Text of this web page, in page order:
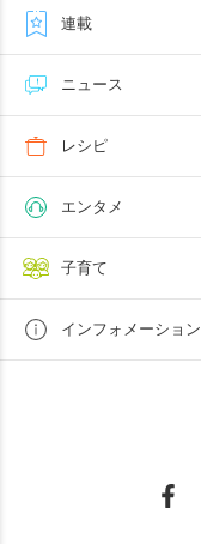
連載
ニュース
レシピ
エンタメ
子育て
インフォメーション